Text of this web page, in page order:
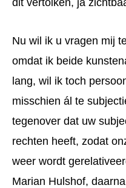
dit vertolken, ja
Nu wil ik u vragen mij
omdat ik beide
lang, wil ik toch
misschien ál te
tegenover dat uw
rechten heeft, zodat
weer wordt
Marian Hulshof,